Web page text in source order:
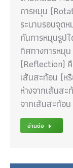
การหมุน
ระนาบรอบจุด
กันการหมุนรูป
ทิศทางการหมุ
(Reflection)
เส้นสะท้อน (ห
ห่างจากเส้นส
จากเส้นสะท้อ
อ่านต่อ